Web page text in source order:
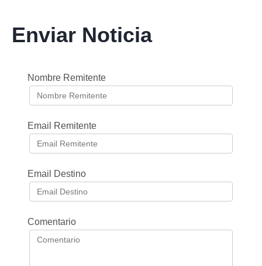
Enviar Noticia
Nombre Remitente
Email Remitente
Email Destino
Comentario